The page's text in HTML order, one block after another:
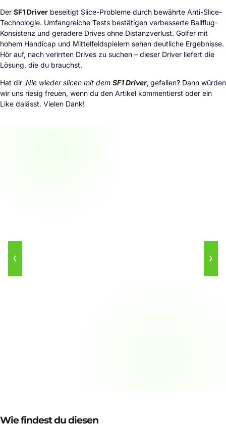
Der SF1 Driver beseitigt Slice-Probleme durch bewährte Anti-Slice-
Technologie. Umfangreiche Tests bestätigen verbesserte Ballflug-
Konsistenz und geradere Drives ohne Distanzverlust. Golfer mit
hohem Handicap und Mittelfeldspielern sehen deutliche Ergebnisse.
Hör auf, nach verirrten Drives zu suchen – dieser Driver liefert die
Lösung, die du brauchst.
Hat dir ‚Nie wieder slicen mit dem SF1 Driver‚ gefallen? Dann würden
wir uns riesig freuen, wenn du den Artikel kommentierst oder ein
Like dalässt. Vielen Dank!
❮ ❯
Wie findest du diesen